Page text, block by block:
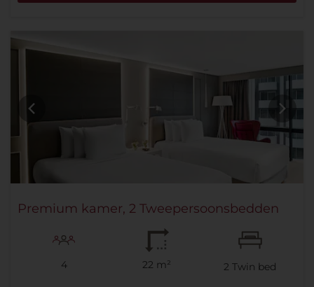
Premium kamer, 2 Tweepersoonsbedden
4 22 m² 2 Twin bed